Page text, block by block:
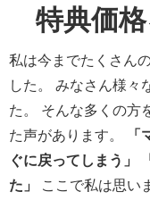
特典価
私は今までたくさん
した。 みなさん様々
た。 そんな多くの方
た声があります。
ぐに戻ってしまう」
た」
ここで私は思い